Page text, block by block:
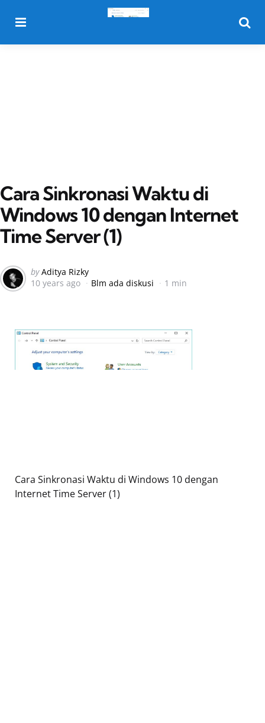
Cara Sinkronasi Waktu di
Windows 10 dengan Internet
Time Server (1)
Posted
by
by Aditya Rizky
10 years ago
Blm ada diskusi 1 min
Cara Sinkronasi Waktu di Windows 10 dengan
Internet Time Server (1)